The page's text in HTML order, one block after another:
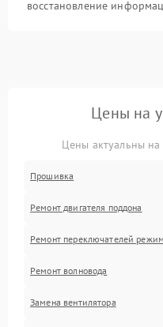
восстановление
Цены на
Цены актуальны
Прошивка
Ремонт двигателя поддона
Ремонт переключателей
Ремонт волновода
Замена вентилятора